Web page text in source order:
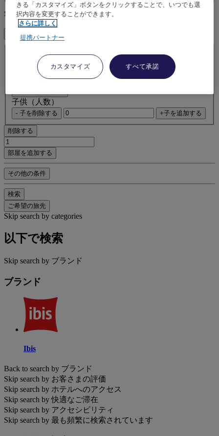
客室とゲスト
1 客室数 - 1 ゲスト
大人（人数）
- 大人を削除する
子供（人数）
- 子を削除する +子を追加する
削除する
部屋を追加する
その他の条件
検索
ご希望の旅先
Skip search by categories
以下で検索
Skip search by ブランド
ブランド
Ibis
Back to search by ブランド
Skip search by お客さまの評価
Skip search by ホテルへのアクセス
Skip search by 快適なご滞在
Skip search by アクセシビリティ
Skip search by 最も頻繁に検索されています
きる「カスタマイズ」ボタンをクリックすることで、いつでも選
択内容を変更することができます。
さらに詳しく
提携パートナー
カスタマイズ すべて承諾